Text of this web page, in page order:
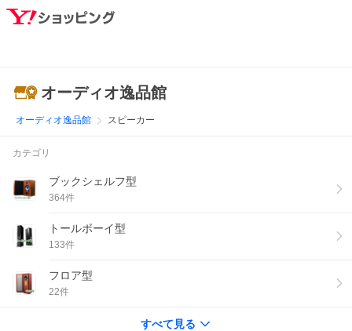
オーディオ逸品館
オーディオ逸品館 スピーカー
カテゴリ
ブックシェルフ型
364件
トールボーイ型
133件
フロア型
22件
すべて見る